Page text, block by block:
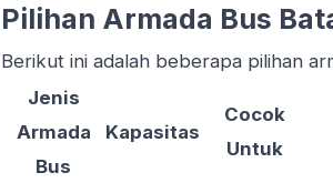
Pilihan Armada Bus
Berikut ini adalah beberapa pilihan
Jenis
Armada
Bus
Kapasitas
Cocok
Untuk